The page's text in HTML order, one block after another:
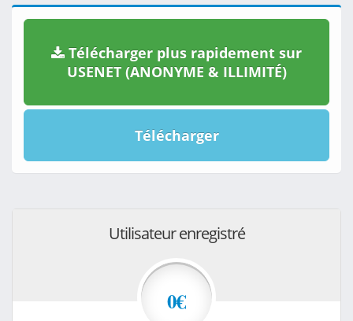
Télécharger plus rapidement sur
USENET (ANONYME & ILLIMITÉ)
Télécharger
Utilisateur enregistré
0€